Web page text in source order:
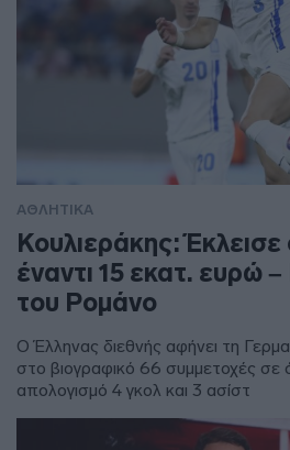
ΑΘΛΗΤΙΚΑ
Κουλιεράκης:
έναντι 15 εκατ. ευρώ
του Ρομάνο
Ο Έλληνας διεθνής αφήνει τη
στο βιογραφικό 66 συμμετοχές σε
απολογισμό 4 γκολ και 3 ασίστ